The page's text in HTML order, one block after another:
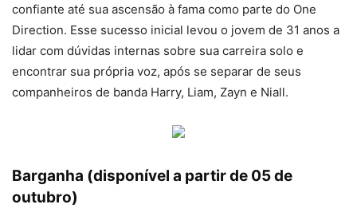
confiante até sua ascensão à fama como parte do One
Direction. Esse sucesso inicial levou o jovem de 31 anos a
lidar com dúvidas internas sobre sua carreira solo e
encontrar sua própria voz, após se separar de seus
companheiros de banda Harry, Liam, Zayn e Niall.
Barganha (disponível a partir de 05 de
outubro)